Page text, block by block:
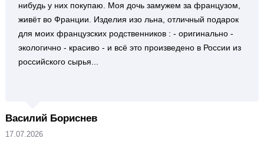
нибудь у них покупаю. Моя дочь замужем за французом,
живёт во Франции. Изделия изо льна, отличный подарок
для моих французских родственников : - оригинально -
экологично - красиво - и всё это произведено в России из
российского сырья...
Василий Бориснев
17.07.2026